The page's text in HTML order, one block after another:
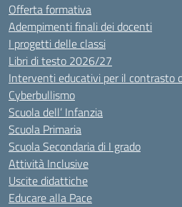
Offerta formativa
Adempimenti finali dei docenti
I progetti delle classi
Libri di testo 2026/27
Interventi educativi per il contrasto
Cyberbullismo
Scuola dell’ Infanzia
Scuola Primaria
Scuola Secondaria di I grado
Attività Inclusive
Uscite didattiche
Educare alla Pace